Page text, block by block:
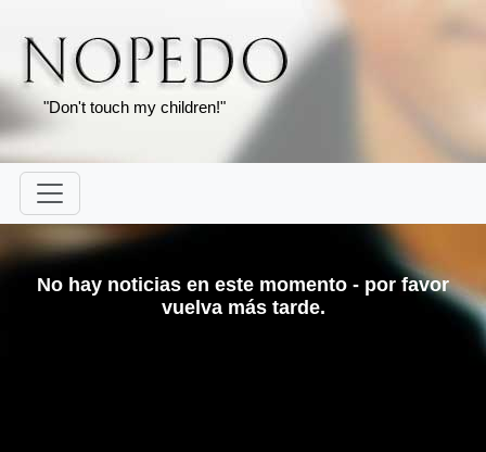
"Don't touch my children!"
No hay noticias en este momento - por favor
vuelva más tarde.